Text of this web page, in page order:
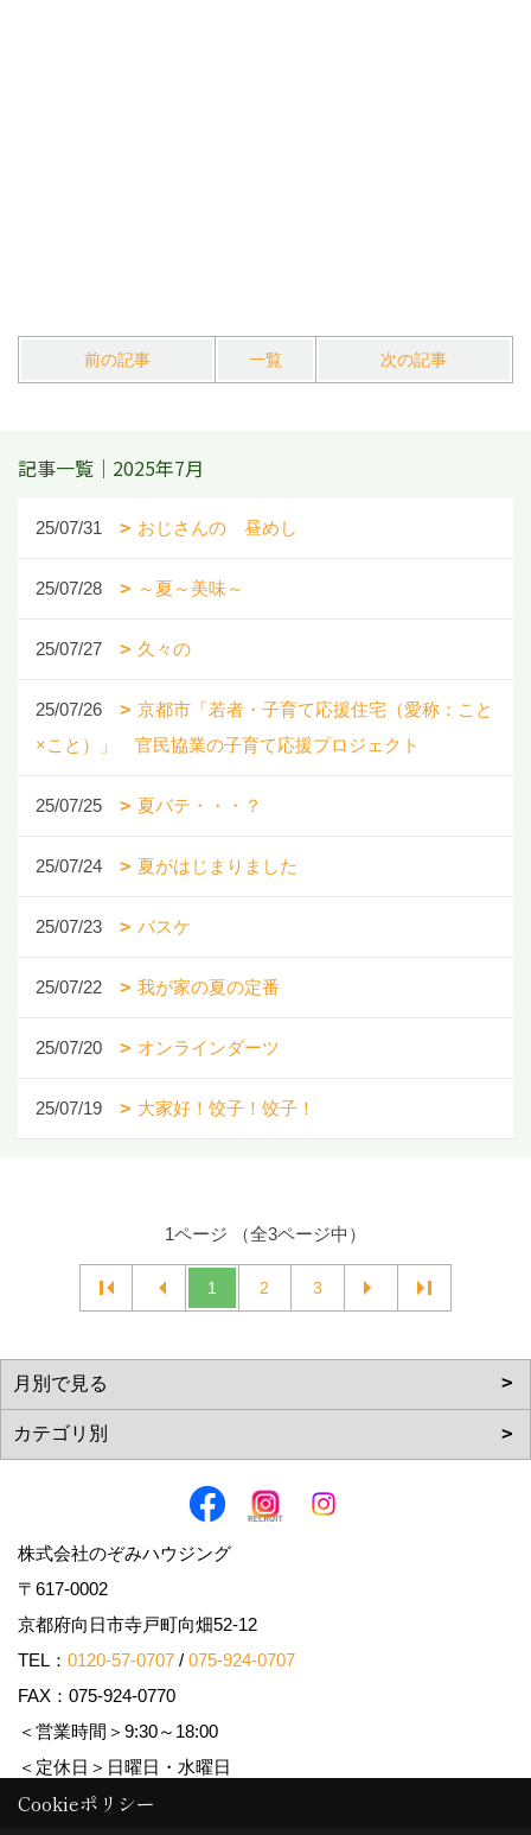
前の記事 一覧 次の記事
記事一覧｜2025年7月
25/07/31 おじさんの 昼めし
25/07/28 ～夏～美味～
25/07/27 久々の
25/07/26
京都市「若者・子育て応援住宅（愛称：こと
×こと）」 官民協業の子育て応援プロジェクト
25/07/25 夏バテ・・・？
25/07/24 夏がはじまりました
25/07/23 バスケ
25/07/22 我が家の夏の定番
25/07/20 オンラインダーツ
25/07/19 大家好！饺子！饺子！
1ページ （全3ページ中）
1 2 3
株式会社のぞみハウジング
〒617-0002
京都府向日市寺戸町向畑52-12
TEL： 0120-57-0707 / 075-924-0707
FAX：075-924-0770
＜営業時間＞9:30～18:00
＜定休日＞日曜日・水曜日
Cookieポリシー